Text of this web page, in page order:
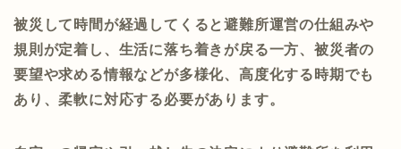
被災して時間が経過してくると避難所運営の仕組みや
規則が定着し、生活に落ち着きが戻る一方、被災者の
要望や求める情報などが多様化、高度化する時期でも
あり、柔軟に対応する必要があります。